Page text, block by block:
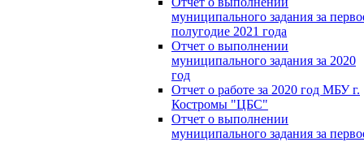
муниципального задания за
полугодие 2021 года
Отчет о выполнении
муниципального задания за 2020
год
Отчет о работе за 2020 год МБУ г.
Костромы "ЦБС"
Отчет о выполнении
муниципального задания за